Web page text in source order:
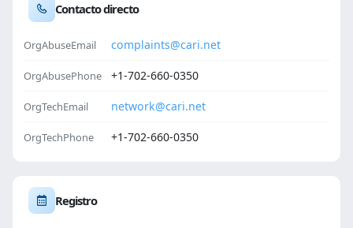
Contacto directo
OrgAbuseEmail complaints@cari.net
OrgAbusePhone +1-702-660-0350
OrgTechEmail network@cari.net
OrgTechPhone +1-702-660-0350
Registro